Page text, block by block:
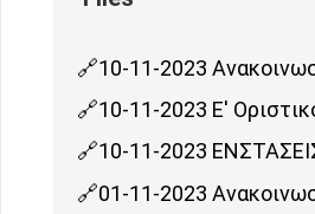
10-11-2023
10-11-2023 Ε'
10-11-2023
01-11-2023